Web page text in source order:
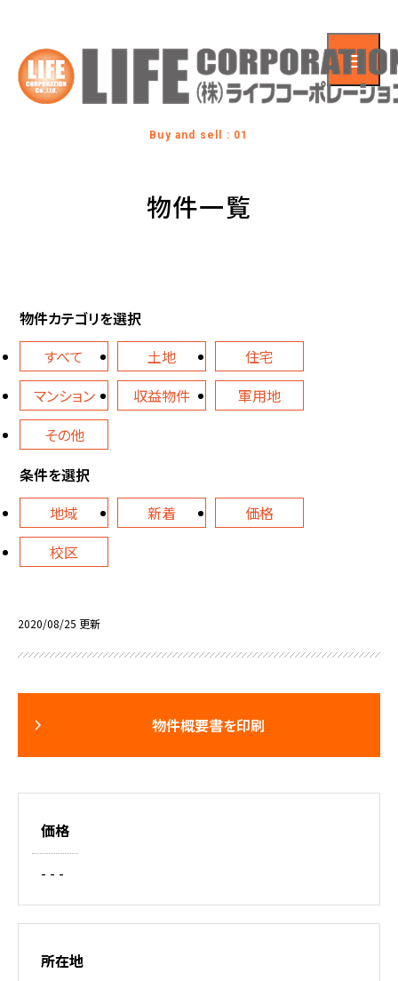
Buy and sell : 01
物件一覧
物件カテゴリを選択
すべて
土地
住宅
マンション
収益物件
軍用地
その他
条件を選択
地域
新着
価格
校区
2020/08/25 更新
物件概要書を印刷
価格
- - -
所在地